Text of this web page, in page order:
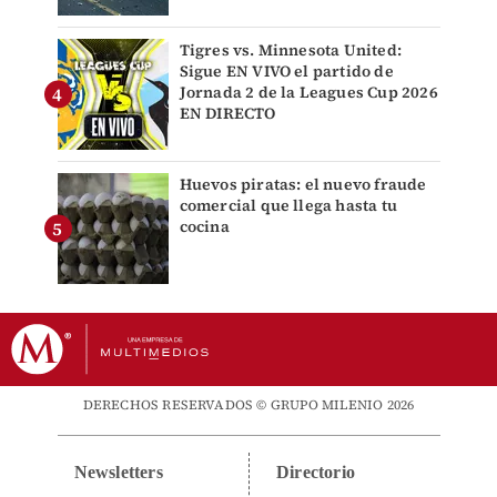
Tigres vs. Minnesota United:
Sigue EN VIVO el partido de
Jornada 2 de la Leagues Cup 2026
EN DIRECTO
Huevos piratas: el nuevo fraude
comercial que llega hasta tu
cocina
DERECHOS RESERVADOS © GRUPO MILENIO 2026
Newsletters Directorio